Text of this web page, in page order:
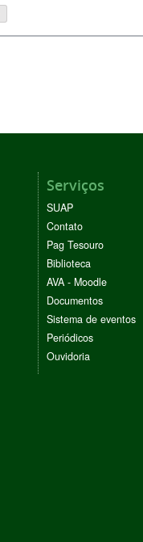
Serviços
SUAP
Contato
Pag Tesouro
Biblioteca
AVA - Moodle
Documentos
Sistema de eventos
Periódicos
Ouvidoria